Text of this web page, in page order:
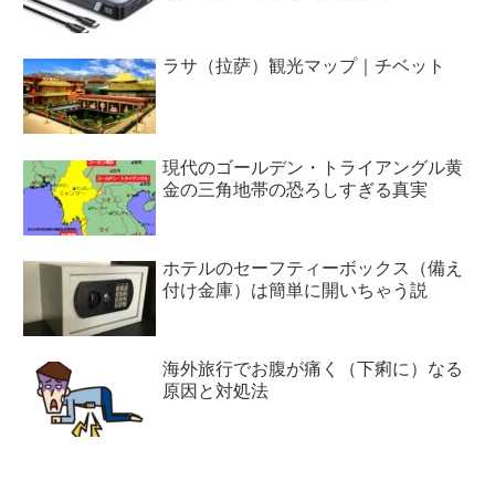
ラサ（拉萨）観光マップ｜チベット
現代のゴールデン・トライアングル黄
金の三角地帯の恐ろしすぎる真実
ホテルのセーフティーボックス（備え
付け金庫）は簡単に開いちゃう説
海外旅行でお腹が痛く（下痢に）なる
原因と対処法